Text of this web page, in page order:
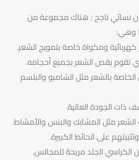
نسائي ناجح : هناك مجموعة من
وهي:
ومكواة خاصة بتمويج الشعر.
تقوم بقص الشعر بجميع أحجامه.
بالشعر مثل الشامبو والبلسم
ذات الجودة العالية.
مثل المشابك والبنس والأمشاط.
على الحائط الكبيرة.
الجلد مريحة للمجالس.